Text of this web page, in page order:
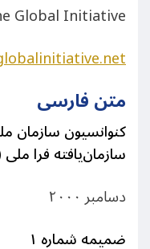
Global Initiative
متن فارسی
کنوانسیون سازمان
سازمان‌یافته فرا ملی
دسامبر ٢٠٠٠
ضمیمه شماره ١